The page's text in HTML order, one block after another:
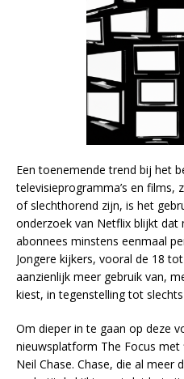
Een toenemende trend bij het
televisieprogramma’s en
of slechthorend zijn, is het
onderzoek van Netflix blijkt dat
abonnees minstens eenmaal
Jongere kijkers, vooral de 18
aanzienlijk meer gebruik van,
kiest, in tegenstelling tot
Om dieper in te gaan op deze
nieuwsplatform The Focus
Neil Chase. Chase, die al